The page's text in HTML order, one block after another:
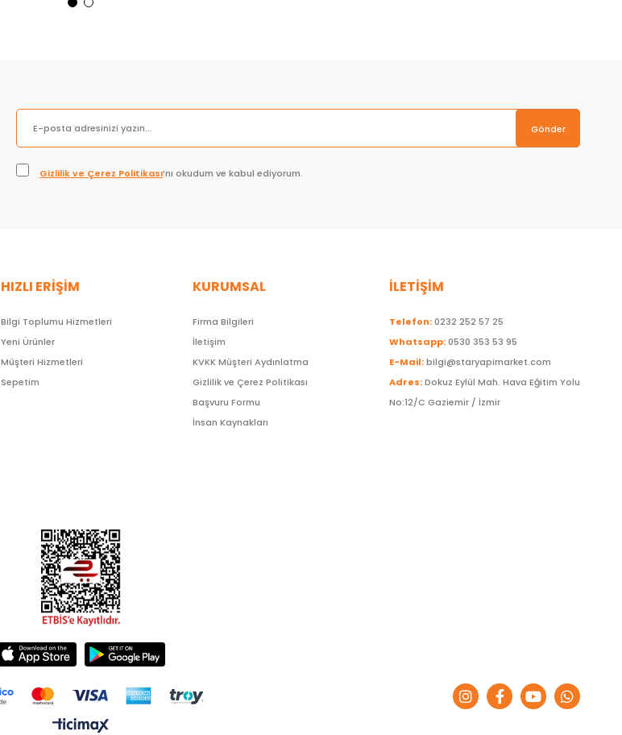
Gönder
Gizlilik ve Çerez Politikası’nı okudum ve kabul ediyorum.
HIZLI ERİŞİM
Bilgi Toplumu Hizmetleri
Yeni Ürünler
Müşteri Hizmetleri
Sepetim
KURUMSAL
Firma Bilgileri
İletişim
KVKK Müşteri Aydınlatma
Gizlilik ve Çerez Politikası
Başvuru Formu
İnsan Kaynakları
İLETİŞİM
Telefon:0232 252 57 25
Whatsapp:0530 353 53 95
E-Mail:bilgi@staryapimarket.com
Adres:Dokuz Eylül Mah. Hava Eğitim Yolu
No:12/C Gaziemir / İzmir